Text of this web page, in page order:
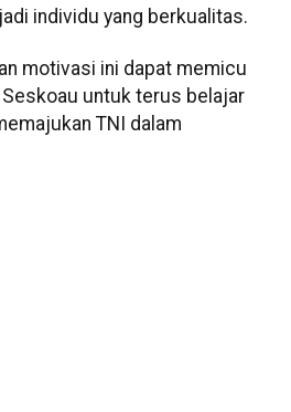
individu yang berkualitas.
motivasi ini dapat memicu
untuk terus belajar
TNI dalam